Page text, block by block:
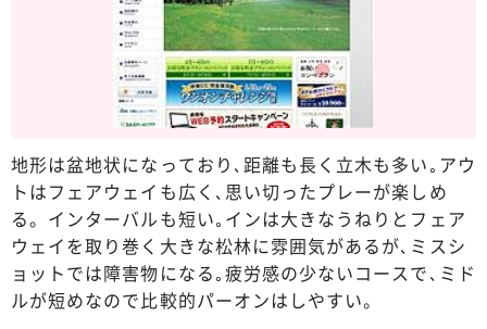
地形は盆地状になっており､距離も長く立木も多い｡アウ
トはフェアウェイも広く､思い切ったプレーが楽しめ
る。インターバルも短い｡インは大きなうねりとフェア
ウェイを取り巻く大きな松林に雰囲気があるが､ミスシ
ョットでは障害物になる｡疲労感の少ないコースで､ミド
ルが短めなので比較的パーオンはしやすい。